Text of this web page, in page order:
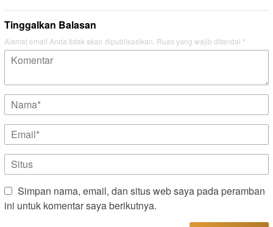
Tinggalkan Balasan
Alamat email Anda tidak akan dipublikasikan. Ruas yang wajib ditandai *
Simpan nama, email, dan situs web saya pada peramban
ini untuk komentar saya berikutnya.